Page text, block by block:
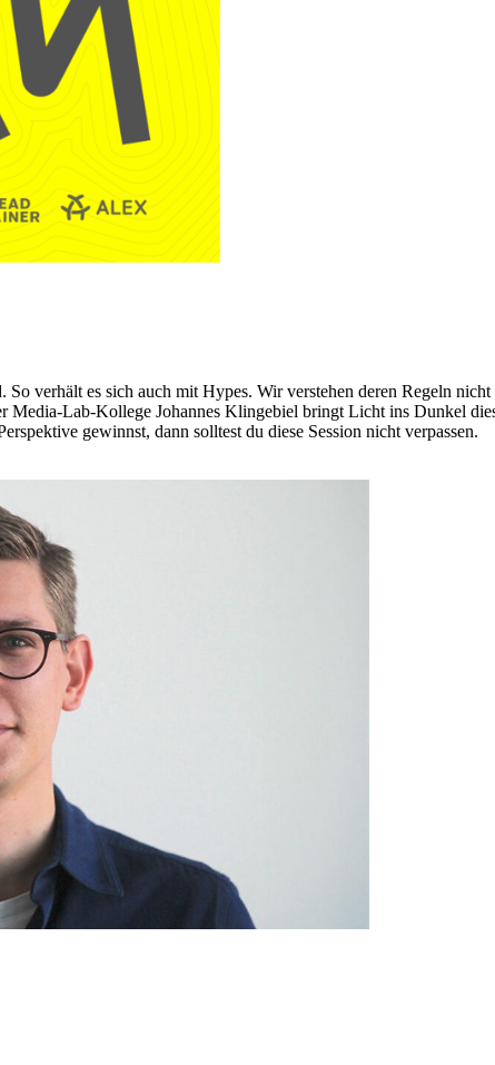
verhält es sich auch mit Hypes. Wir verstehen deren Regeln
Media-Lab-Kollege Johannes Klingebiel bringt Licht ins Dunkel
gewinnst, dann solltest du diese Session nicht verpassen.